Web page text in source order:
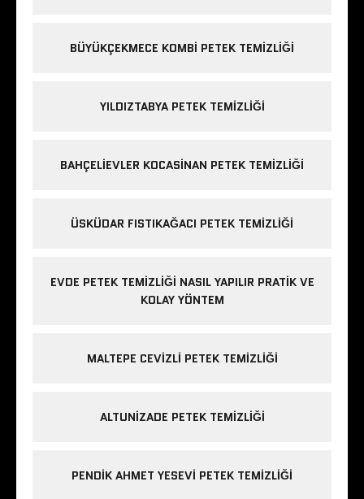
BÜYÜKÇEKMECE KOMBI PETEK TEMIZLIĞI
YILDIZTABYA PETEK TEMIZLIĞI
BAHÇELIEVLER KOCASINAN PETEK TEMIZLIĞI
ÜSKÜDAR FISTIKAĞACI PETEK TEMIZLIĞI
EVDE PETEK TEMIZLIĞI NASIL YAPILIR PRATIK VE
KOLAY YÖNTEM
MALTEPE CEVIZLI PETEK TEMIZLIĞI
ALTUNIZADE PETEK TEMIZLIĞI
PENDIK AHMET YESEVI PETEK TEMIZLIĞI